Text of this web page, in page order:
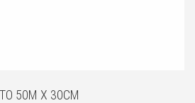
50M X 30CM